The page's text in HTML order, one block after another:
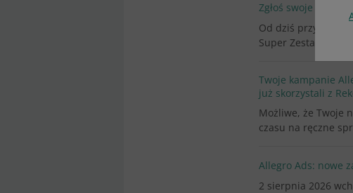
Zgłoś swoje oferty
Od dziś
Super Zestawy –
Twoje kampanie
już skorzystali z
Możliwe, że Twoje
czasu na ręczne
Allegro Ads: nowe
2 sierpnia 2026